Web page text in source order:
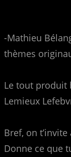
-Mathieu
thèmes
Le tout produit
Lemieux
Bref, on
Donne ce que